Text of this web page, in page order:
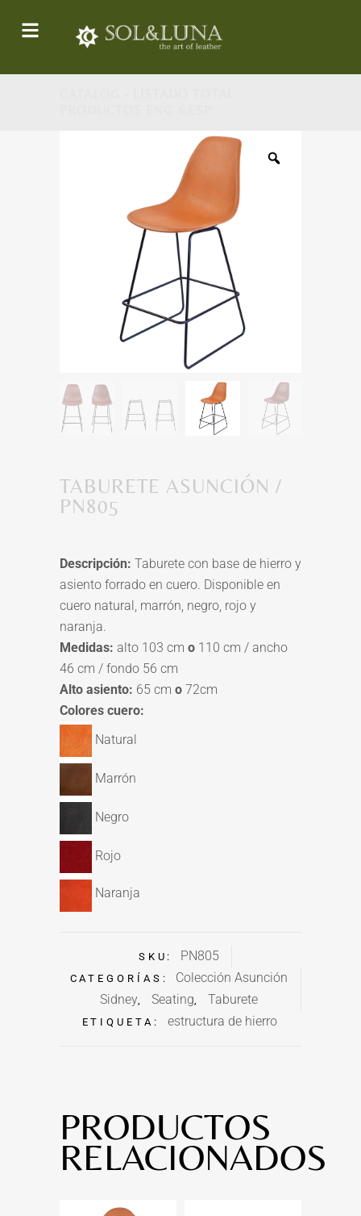
TABURETE ASUNCIÓN /
PN805
Descripción: Taburete con base de hierro y
asiento forrado en cuero. Disponible en
cuero natural, marrón, negro, rojo y
naranja.
Medidas: alto 103 cm o 110 cm / ancho
46 cm / fondo 56 cm
Alto asiento: 65 cm o 72cm
Colores cuero:
Natural
Marrón
Negro
Rojo
Naranja
SKU: PN805
CATEGORÍAS:
Colección Asunción
Sidney, Seating, Taburete
ETIQUETA: estructura de hierro
PRODUCTOS
RELACIONADOS